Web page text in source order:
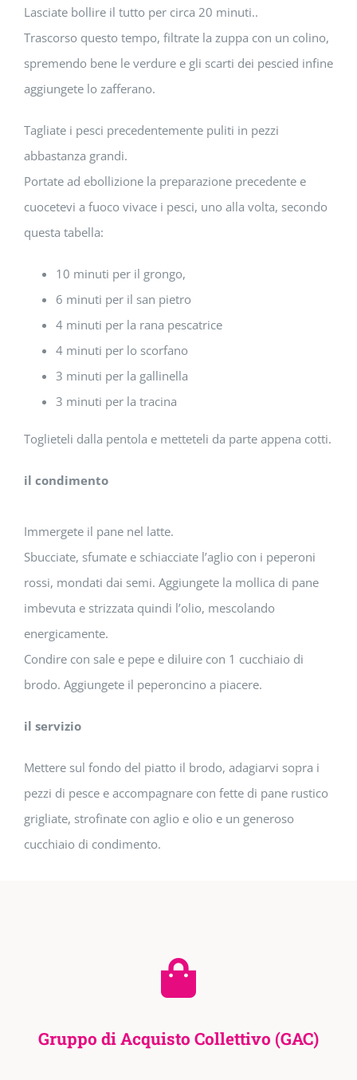
Lasciate bollire il tutto per circa 20 minuti..
Trascorso questo tempo, filtrate la zuppa con un colino,
spremendo bene le verdure e gli scarti dei pescied infine
aggiungete lo zafferano.
Tagliate i pesci precedentemente puliti in pezzi
abbastanza grandi.
Portate ad ebollizione la preparazione precedente e
cuocetevi a fuoco vivace i pesci, uno alla volta, secondo
questa tabella:
10 minuti per il grongo,
6 minuti per il san pietro
4 minuti per la rana pescatrice
4 minuti per lo scorfano
3 minuti per la gallinella
3 minuti per la tracina
Toglieteli dalla pentola e metteteli da parte appena cotti.
il condimento
Immergete il pane nel latte.
Sbucciate, sfumate e schiacciate l’aglio con i peperoni
rossi, mondati dai semi. Aggiungete la mollica di pane
imbevuta e strizzata quindi l’olio, mescolando
energicamente.
Condire con sale e pepe e diluire con 1 cucchiaio di
brodo. Aggiungete il peperoncino a piacere.
il servizio
Mettere sul fondo del piatto il brodo, adagiarvi sopra i
pezzi di pesce e accompagnare con fette di pane rustico
grigliate, strofinate con aglio e olio e un generoso
cucchiaio di condimento.
Gruppo di Acquisto Collettivo (GAC)